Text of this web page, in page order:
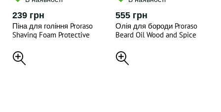
239 грн
Піна для гоління Proraso
Shaving Foam Protective
555 грн
Олія для бороди Proraso
Beard Oil Wood and Spice